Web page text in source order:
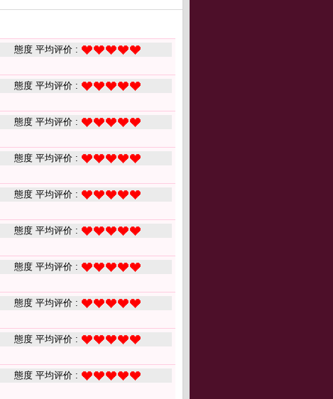
態度 平均评价 :
態度 平均评价 :
態度 平均评价 :
態度 平均评价 :
態度 平均评价 :
態度 平均评价 :
態度 平均评价 :
態度 平均评价 :
態度 平均评价 :
態度 平均评价 :